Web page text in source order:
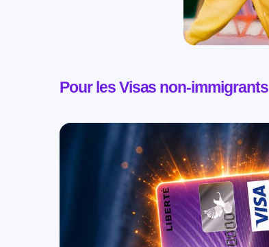
Pour les Visas non-immigrants